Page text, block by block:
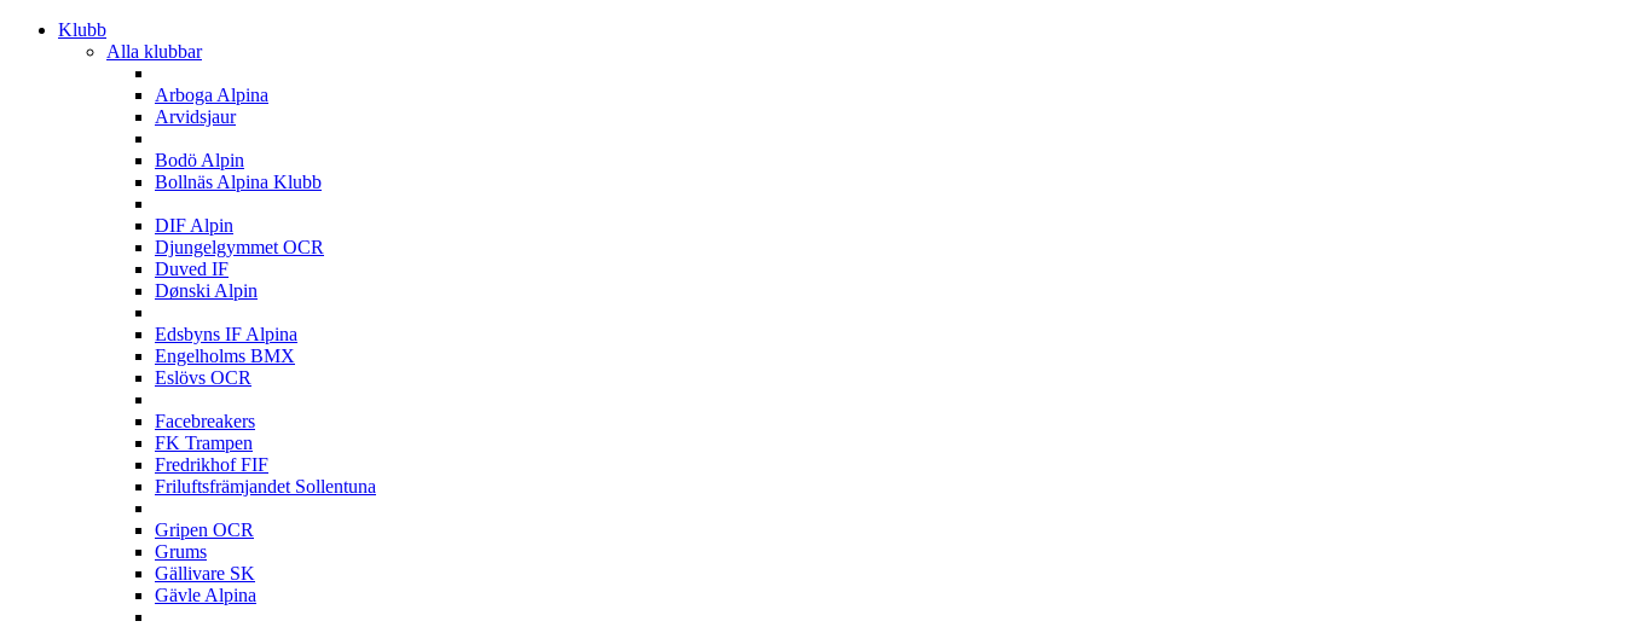
Klubb
Alla klubbar
Arboga Alpina
Arvidsjaur
Bodö Alpin
Bollnäs Alpina Klubb
DIF Alpin
Djungelgymmet OCR
Duved IF
Dønski Alpin
Edsbyns IF Alpina
Engelholms BMX
Eslövs OCR
Facebreakers
FK Trampen
Fredrikhof FIF
Friluftsfrämjandet Sollentuna
Gripen OCR
Grums
Gällivare SK
Gävle Alpina